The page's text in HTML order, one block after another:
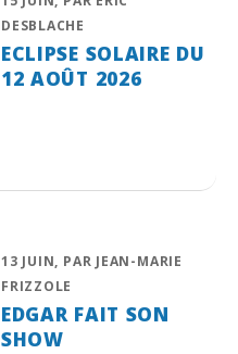
DESBLACHE
ECLIPSE SOLAIRE DU
12 AOÛT 2026
13 JUIN, PAR JEAN-MARIE
FRIZZOLE
EDGAR FAIT SON
SHOW